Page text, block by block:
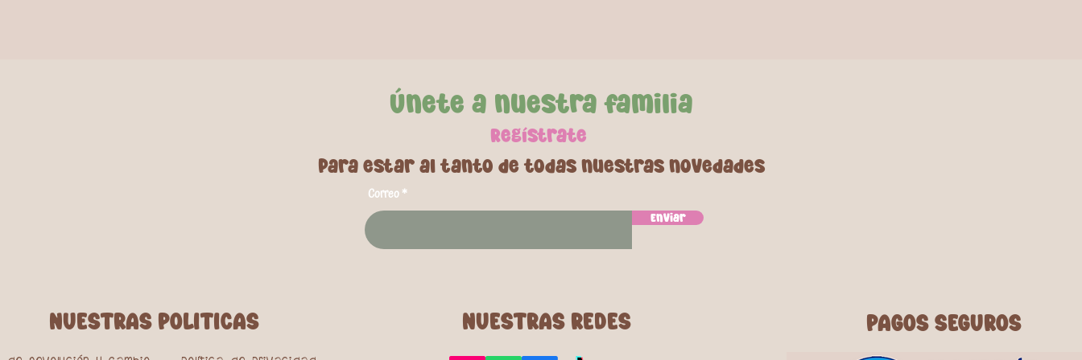
•Material de la piscina: Vinilo. Incluye Kit de
reparación.
Únete a nuestra familia
Regístrate
para estar al tanto de todas nuestras novedades
Correo
Enviar
NUESTRAS POLITICAS NUESTRAS REDES PAGOS SEGUROS